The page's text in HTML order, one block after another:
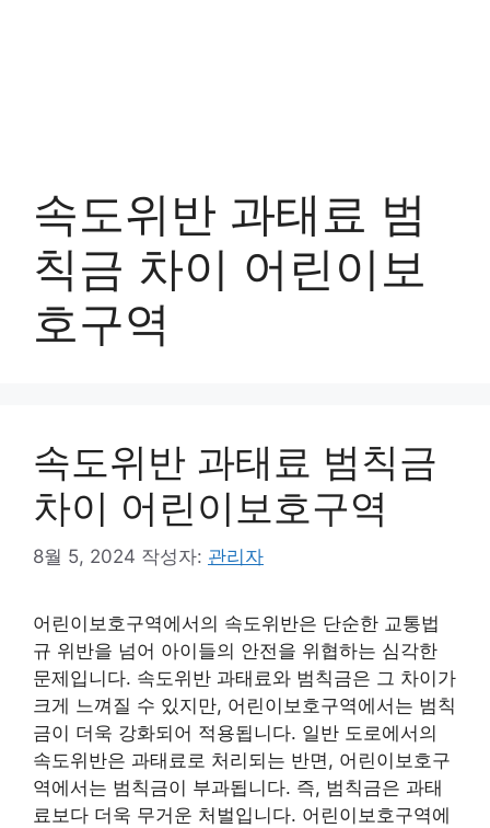
속도위반 과태료 범
칙금 차이 어린이보
호구역
속도위반 과태료 범칙금
차이 어린이보호구역
8월 5, 2024 작성자: 관리자
어린이보호구역에서의 속도위반은 단순한 교통법
규 위반을 넘어 아이들의 안전을 위협하는 심각한
문제입니다. 속도위반 과태료와 범칙금은 그 차이가
크게 느껴질 수 있지만, 어린이보호구역에서는 범칙
금이 더욱 강화되어 적용됩니다. 일반 도로에서의
속도위반은 과태료로 처리되는 반면, 어린이보호구
역에서는 범칙금이 부과됩니다. 즉, 범칙금은 과태
료보다 더욱 무거운 처벌입니다. 어린이보호구역에